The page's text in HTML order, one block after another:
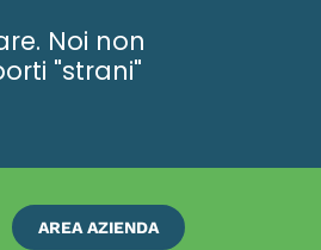
Noi non
"strani"
AREA AZIENDA
ISCRIVITI